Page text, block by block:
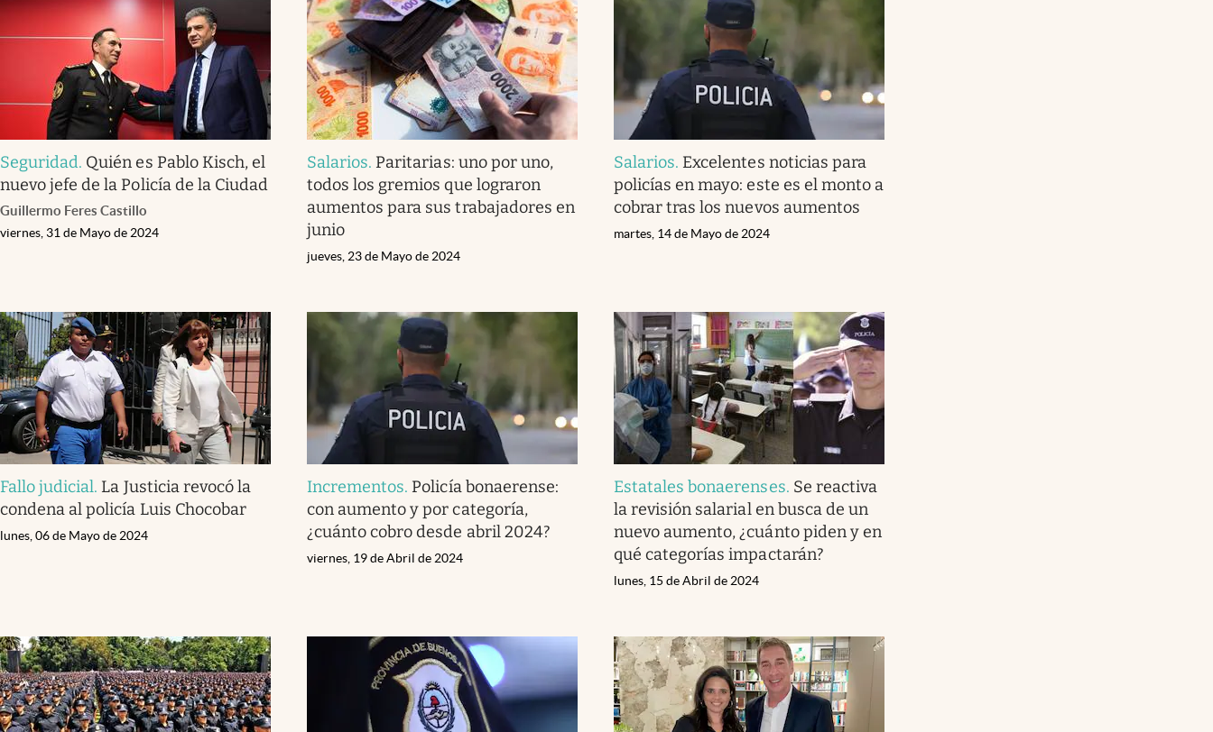
Seguridad. Quién es Pablo Kisch, el
nuevo jefe de la Policía de la Ciudad
Guillermo Feres Castillo
viernes, 31 de Mayo de 2024
Salarios. Paritarias: uno por uno,
todos los gremios que lograron
aumentos para sus trabajadores en
junio
jueves, 23 de Mayo de 2024
Salarios. Excelentes noticias para
policías en mayo: este es el monto a
cobrar tras los nuevos aumentos
martes, 14 de Mayo de 2024
Fallo judicial. La Justicia revocó la
condena al policía Luis Chocobar
lunes, 06 de Mayo de 2024
Incrementos. Policía bonaerense:
con aumento y por categoría,
¿cuánto cobro desde abril 2024?
viernes, 19 de Abril de 2024
Estatales bonaerenses. Se reactiva
la revisión salarial en busca de un
nuevo aumento, ¿cuánto piden y en
qué categorías impactarán?
lunes, 15 de Abril de 2024